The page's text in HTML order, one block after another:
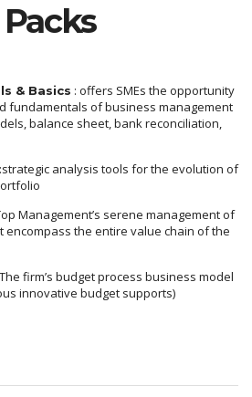
& Basics : offers SMEs the opportunity
fundamentals of business management
balance sheet, bank reconciliation,
:strategic analysis tools for the evolution of
Management’s serene management of
encompass the entire value chain of the
firm’s budget process business model
innovative budget supports)